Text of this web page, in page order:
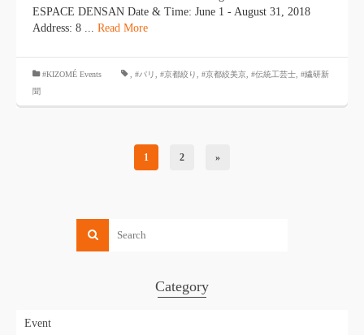
ESPACE DENSAN Date & Time: June 1 - August 31, 2018
Address: 8 ... Read More
#KIZOMÉ Events #パリ #京都絞り #京都絞美京 #伝統工芸士 #繊研新
聞
1 2 »
Category
Event